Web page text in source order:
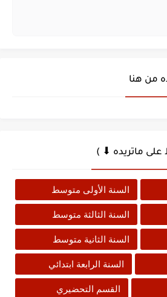
من هنا
ماتريده ⬇ )
السنة الأولى متوسط
السنة الثالثة متوسط
السنة الثانية متوسط
السنة الرابعة ابتدائي
القسم التحضيري